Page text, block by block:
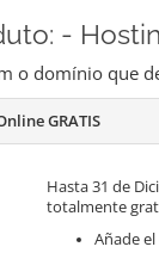
-
o domínio que
GRATIS
Hasta 31 de
totalmente
Añade